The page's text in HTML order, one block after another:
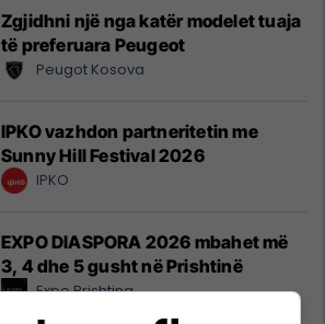
Zgjidhni një nga katër modelet tuaja
të preferuara Peugeot
Peugot Kosova
IPKO vazhdon partneritetin me
Sunny Hill Festival 2026
IPKO
EXPO DIASPORA 2026 mbahet më
3, 4 dhe 5 gusht në Prishtinë
Expo Prishtina